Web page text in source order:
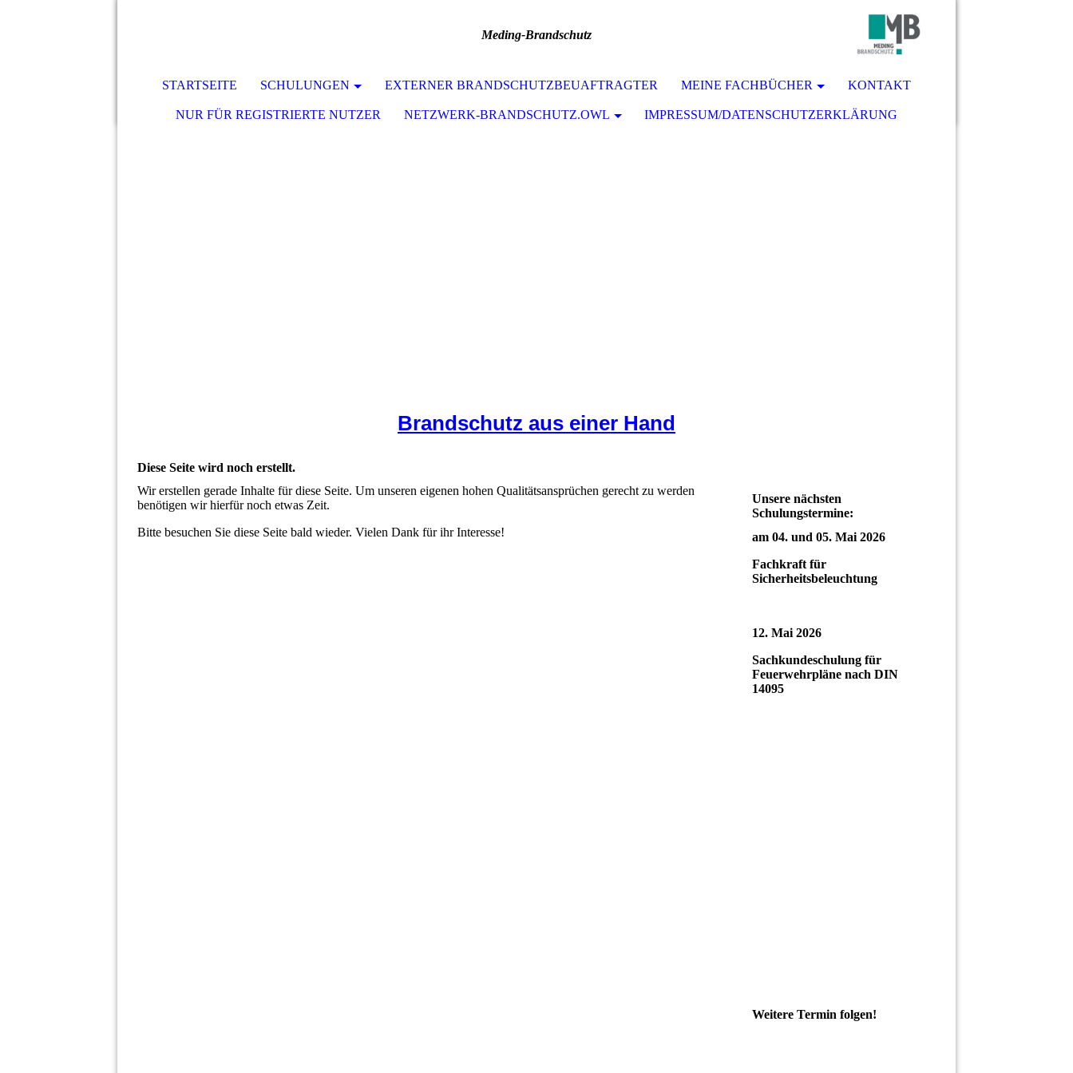
Meding-Brandschutz
STARTSEITE SCHULUNGEN EXTERNER BRANDSCHUTZBEUAFTRAGTER MEINE FACHBÜCHER KONTAKT
NUR FÜR REGISTRIERTE NUTZER NETZWERK-BRANDSCHUTZ.OWL IMPRESSUM/DATENSCHUTZERKLÄRUNG
Brandschutz aus einer Hand
Diese Seite wird noch erstellt.
Wir erstellen gerade Inhalte für diese Seite. Um unseren eigenen hohen Qualitätsansprüchen gerecht zu werden
benötigen wir hierfür noch etwas Zeit.
Bitte besuchen Sie diese Seite bald wieder. Vielen Dank für ihr Interesse!
Unsere nächsten
Schulungstermine:
am 04. und 05. Mai 2026
Fachkraft für
Sicherheitsbeleuchtung
12. Mai 2026
Sachkundeschulung für
Feuerwehrpläne nach DIN
14095
Weitere Termin folgen!